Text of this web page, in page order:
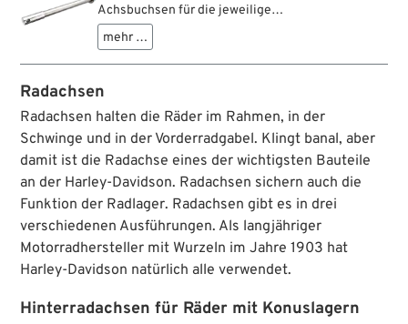
Achsbuchsen für die jeweilige
Nabe/Bremstrommel müssen beschafft oder
angefertigt werden.
mehr …
Radachsen
Radachsen halten die Räder im Rahmen, in der
Schwinge und in der Vorderradgabel. Klingt banal, aber
damit ist die Radachse eines der wichtigsten Bauteile
an der Harley-Davidson. Radachsen sichern auch die
Funktion der Radlager. Radachsen gibt es in drei
verschiedenen Ausführungen. Als langjähriger
Motorradhersteller mit Wurzeln im Jahre 1903 hat
Harley-Davidson natürlich alle verwendet.
Hinterradachsen für Räder mit Konuslagern